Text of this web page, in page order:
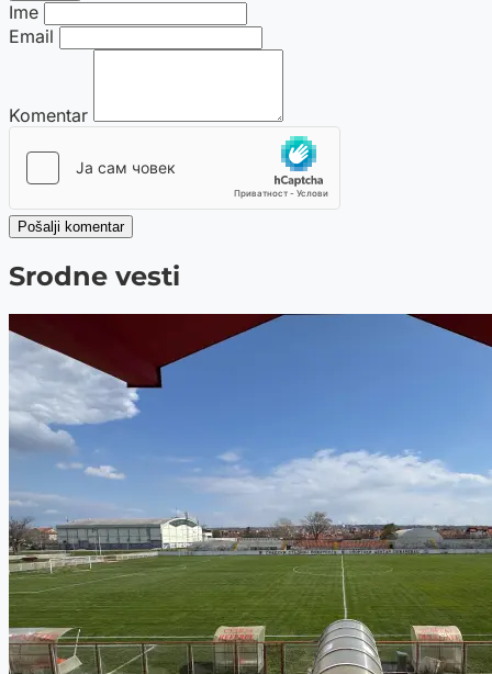
Ime
Email
Komentar
Pošalji komentar
Srodne vesti